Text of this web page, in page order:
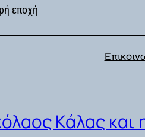
εποχή
Κάλας και